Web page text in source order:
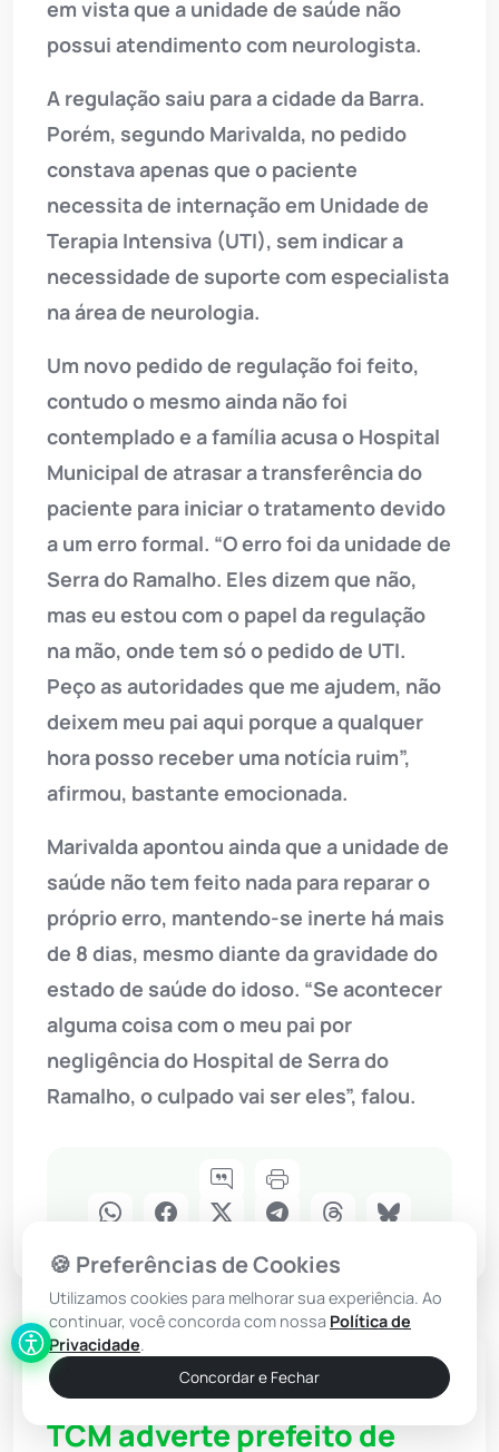
em vista que a unidade de saúde não
possui atendimento com neurologista.
A regulação saiu para a cidade da Barra.
Porém, segundo Marivalda, no pedido
constava apenas que o paciente
necessita de internação em Unidade de
Terapia Intensiva (UTI), sem indicar a
necessidade de suporte com especialista
na área de neurologia.
Um novo pedido de regulação foi feito,
contudo o mesmo ainda não foi
contemplado e a família acusa o Hospital
Municipal de atrasar a transferência do
paciente para iniciar o tratamento devido
a um erro formal. “O erro foi da unidade de
Serra do Ramalho. Eles dizem que não,
mas eu estou com o papel da regulação
na mão, onde tem só o pedido de UTI.
Peço as autoridades que me ajudem, não
deixem meu pai aqui porque a qualquer
hora posso receber uma notícia ruim”,
afirmou, bastante emocionada.
Marivalda apontou ainda que a unidade de
saúde não tem feito nada para reparar o
próprio erro, mantendo-se inerte há mais
de 8 dias, mesmo diante da gravidade do
estado de saúde do idoso. “Se acontecer
alguma coisa com o meu pai por
negligência do Hospital de Serra do
Ramalho, o culpado vai ser eles”, falou.
TCM adverte prefeito de
🍪 Preferências de Cookies
Utilizamos cookies para melhorar sua experiência. Ao
continuar, você concorda com nossa Política de
Privacidade.
Concordar e Fechar